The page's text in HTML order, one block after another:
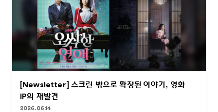
[Newsletter] 스크린 밖으로 확장된 이야기, 영화
IP의 재발견
2026.06.14